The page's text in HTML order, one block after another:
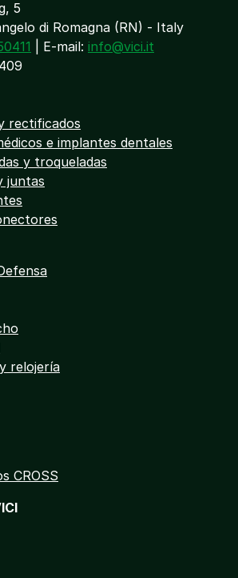
5
di Romagna (RN) - Italy
| E-mail: info@vici.it
rectificados
e implantes dentales
y troqueladas
juntas
relojería
CROSS